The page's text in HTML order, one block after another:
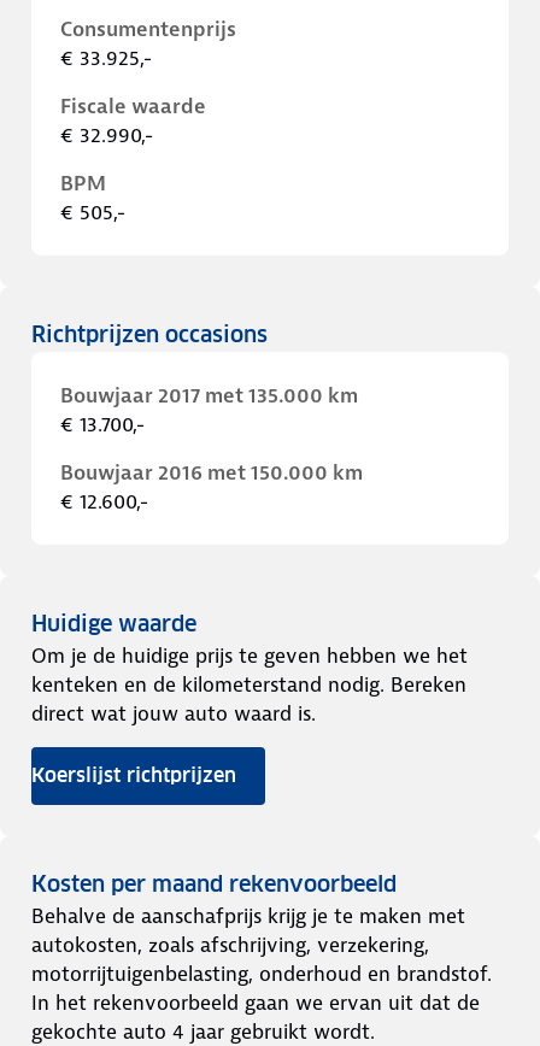
Consumentenprijs
€ 33.925,-
Fiscale waarde
€ 32.990,-
BPM
€ 505,-
Richtprijzen occasions
Bouwjaar 2017 met 135.000 km
€ 13.700,-
Bouwjaar 2016 met 150.000 km
€ 12.600,-
Huidige waarde
Om je de huidige prijs te geven hebben we het
kenteken en de kilometerstand nodig. Bereken
direct wat jouw auto waard is.
Koerslijst richtprijzen
Kosten per maand rekenvoorbeeld
Behalve de aanschafprijs krijg je te maken met
autokosten, zoals afschrijving, verzekering,
motorrijtuigenbelasting, onderhoud en brandstof.
In het rekenvoorbeeld gaan we ervan uit dat de
gekochte auto 4 jaar gebruikt wordt.